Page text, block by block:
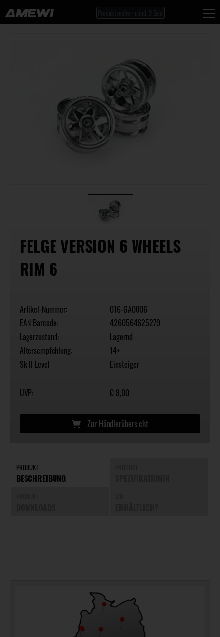
FELGE VERSION 6 WHEELS
RIM 6
Artikel-Nummer:
016-GA0006
EAN Barcode:
4260564625279
Lagerzustand:
Lagernd
Altersempfehlung:
14+
Skill Level
Einsteiger
UVP: € 8,00
Zur Händlerübersicht
PRODUKT
BESCHREIBUNG